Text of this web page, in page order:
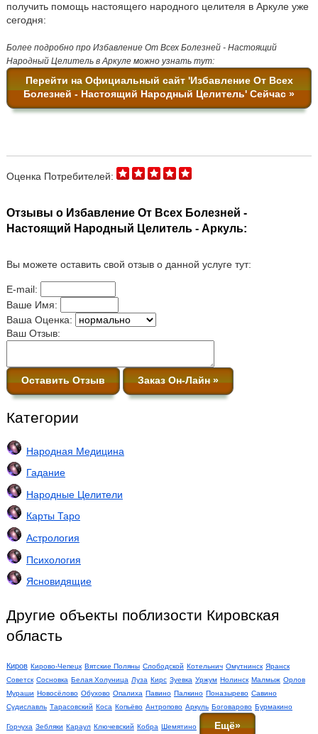
получить помощь настоящего народного целителя в Аркуле уже
сегодня:
Более подробно про Избавление От Всех Болезней - Настоящий
Народный Целитель в Аркуле можно узнать тут:
Перейти на Официальный сайт 'Избавление От Всех
Болезней - Настоящий Народный Целитель' Сейчас »
Оценка Потребителей:
Отзывы о Избавление От Всех Болезней -
Настоящий Народный Целитель - Аркуль:
Вы можете оставить свой отзыв о данной услуге тут:
E-mail:
Ваше Имя:
Ваша Оценка:
Ваш Отзыв:
Оставить Отзыв Заказ Он-Лайн »
Категории
Народная Медицина
Гадание
Народные Целители
Карты Таро
Астрология
Психология
Ясновидящие
Другие объекты поблизости Кировская
область
Киров Кирово-Чепецк Вятские Поляны Слободской Котельнич Омутнинск Яранск
Советск Сосновка Белая Холуница Луза Кирс Зуевка Уржум Нолинск Малмыж Орлов
Мураши Новосёлово Обухово Опалиха Павино Палкино Поназырево Савино
Судиславль Тарасовский Коса Копьёво Антропово Аркуль Боговарово Бурмакино
Горчуха Зебляки Караул Ключевский Кобра Шемятино Ещё»